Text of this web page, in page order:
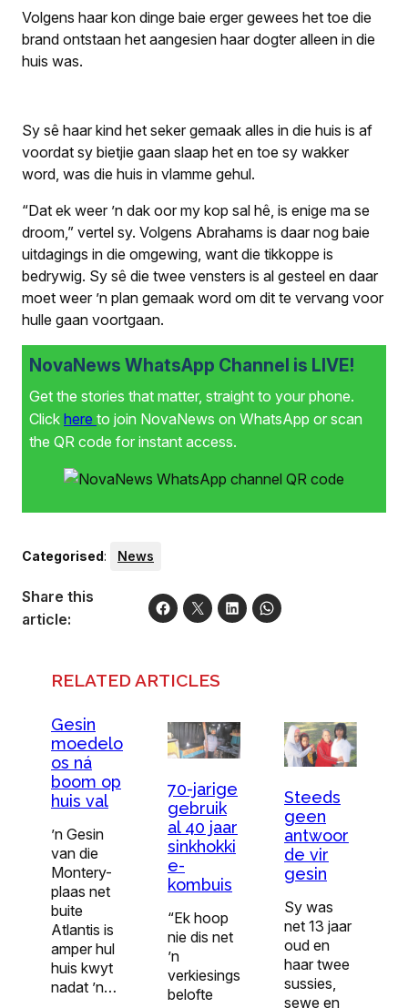
Volgens haar kon dinge baie erger gewees het toe die
brand ontstaan het aangesien haar dogter alleen in die
huis was.
Sy sê haar kind het seker gemaak alles in die huis is af
voordat sy bietjie gaan slaap het en toe sy wakker
word, was die huis in vlamme gehul.
“Dat ek weer ’n dak oor my kop sal hê, is enige ma se
droom,” vertel sy. Volgens Abrahams is daar nog baie
uitdagings in die omgewing, want die tikkoppe is
bedrywig. Sy sê die twee vensters is al gesteel en daar
moet weer ’n plan gemaak word om dit te vervang voor
hulle gaan voortgaan.
NovaNews WhatsApp Channel is LIVE!
Get the stories that matter, straight to your phone.
Click here to join NovaNews on WhatsApp or scan
the QR code for instant access.
Categorised: News
Share this
article:
RELATED ARTICLES
Gesin
moedelo
os ná
boom op
huis val
’n Gesin
van die
Montery-
plaas net
buite
Atlantis is
amper hul
huis kwyt
nadat ’n…
70-jarige
gebruik
al 40 jaar
sinkhokki
e-
kombuis
“Ek hoop
nie dis net
’n
verkiesings
belofte
Steeds
geen
antwoor
de vir
gesin
Sy was
net 13 jaar
oud en
haar twee
sussies,
sewe en